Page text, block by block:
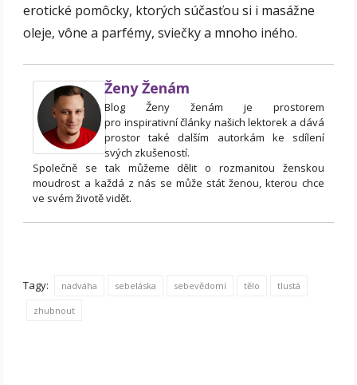
erotické pomôcky, ktorých súčasťou si i masážne
oleje, vône a parfémy, sviečky a mnoho iného.
Ženy Ženám
Blog Ženy ženám je prostorem
pro inspirativní články našich lektorek a dává
prostor také dalším autorkám ke sdílení
svých zkušeností.
Společně se tak můžeme dělit o rozmanitou ženskou
moudrost a každá z nás se může stát ženou, kterou chce
ve svém životě vidět.
Tagy: nadváha sebeláska sebevědomí tělo tlustá
zhubnout